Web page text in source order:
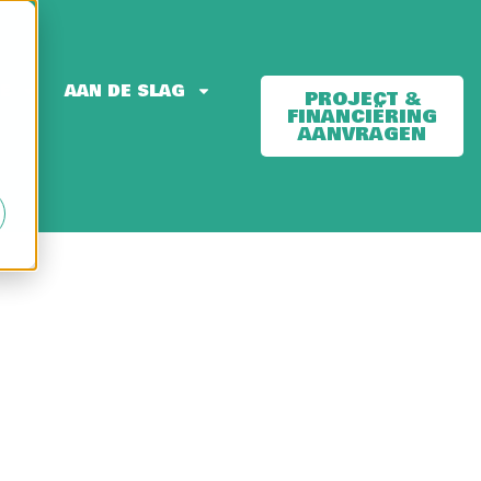
AAN DE SLAG PROJECT &
FINANCIËRING
AANVRAGEN